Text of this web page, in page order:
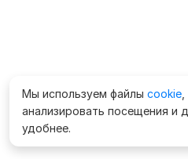
Мы используем файлы cookie
анализировать посещения и
удобнее.